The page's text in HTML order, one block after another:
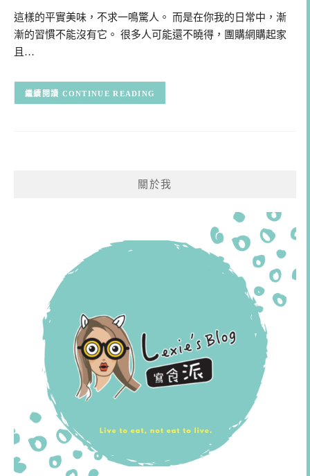
這樣的平實美味，不求一鳴驚人。 而是在你我的日常中，漸
漸的習慣不能沒有它。 很多人可能還不曉得，團購網購起家
且…
CONTINUE READING
關於我